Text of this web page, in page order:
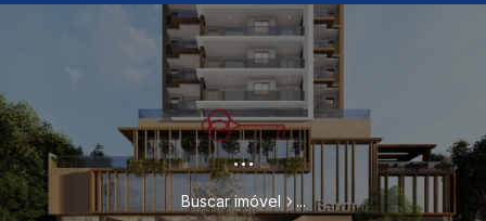
...
Buscar imóvel ...